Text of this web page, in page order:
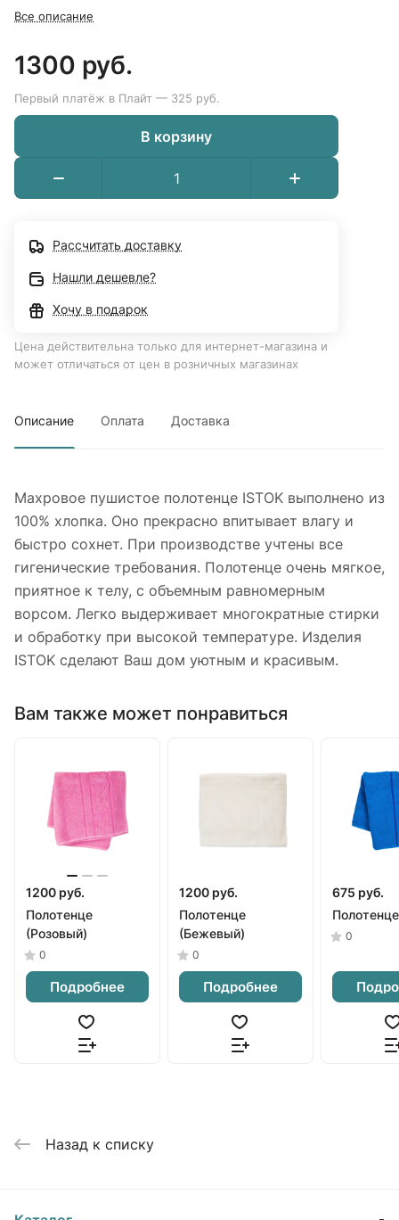
Все описание
1300 руб.
Первый платёж в Плайт — 325 руб.
В корзину
Рассчитать доставку
Нашли дешевле?
Хочу в подарок
Цена действительна только для интернет-магазина и
может отличаться от цен в розничных магазинах
Описание Оплата Доставка
Махровое пушистое полотенце ISTOK выполнено из
100% хлопка. Оно прекрасно впитывает влагу и
быстро сохнет. При производстве учтены все
гигенические требования. Полотенце очень мягкое,
приятное к телу, с объемным равномерным
ворсом. Легко выдерживает многократные стирки
и обработку при высокой температуре. Изделия
ISTOK сделают Ваш дом уютным и красивым.
Вам также может понравиться
1200 руб.
Полотенце
(Розовый)
0
Подробнее
1200 руб.
Полотенце
(Бежевый)
0
Подробнее
675 руб.
0
Назад к списку